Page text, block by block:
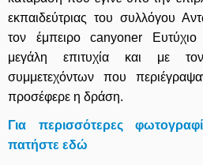
εκπαιδεύτριας του συλλόγου
τον έμπειρο canyoner Ευτύχιο
μεγάλη επιτυχία και με
συμμετεχόντων που
προσέφερε η δράση.
Για περισσότερες
πατήστε εδώ